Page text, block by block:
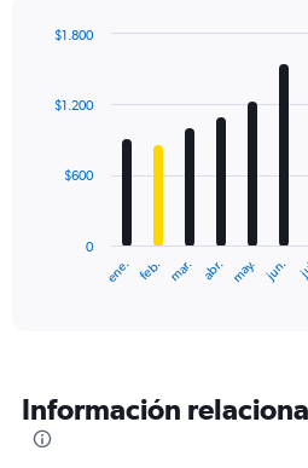
displaying
with
12
The
categories.
The
ene. feb. mar. abr. may. jun.
0
$600
$1.200
$1.800
Información